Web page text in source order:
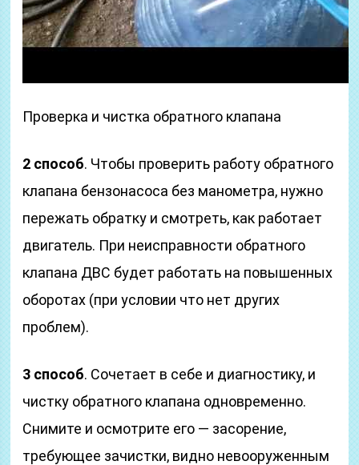
Проверка и чистка обратного клапана
2 способ. Чтобы проверить работу обратного
клапана бензонасоса без манометра, нужно
пережать обратку и смотреть, как работает
двигатель. При неисправности обратного
клапана ДВС будет работать на повышенных
оборотах (при условии что нет других
проблем).
3 способ. Сочетает в себе и диагностику, и
чистку обратного клапана одновременно.
Снимите и осмотрите его — засорение,
требующее зачистки, видно невооруженным